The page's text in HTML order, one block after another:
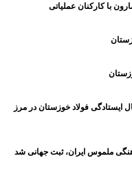
با کارکنان عملیاتی
صنعت تا مسیر عشق؛ ۱۰ سال ایستادگی فولاد خوزستان در مرز
ملموس ایران، ثبت جهانی شد